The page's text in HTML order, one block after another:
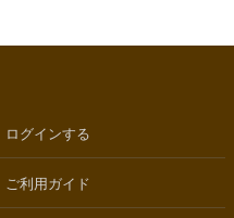
ログインする
ご利用ガイド